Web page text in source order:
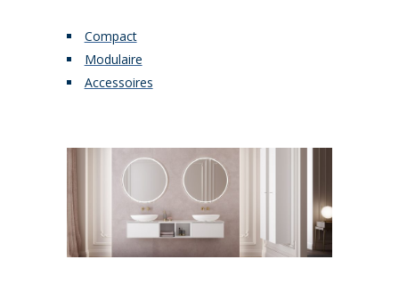
Compact
Modulaire
Accessoires